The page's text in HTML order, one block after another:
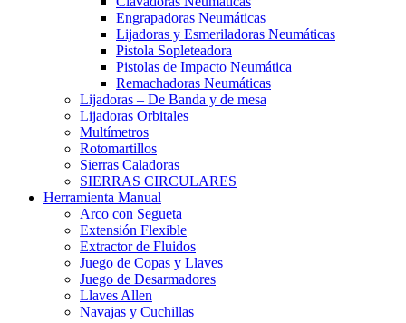
Engrapadoras Neumáticas
Lijadoras y Esmeriladoras Neumáticas
Pistola Sopleteadora
Pistolas de Impacto Neumática
Remachadoras Neumáticas
Lijadoras – De Banda y de mesa
Lijadoras Orbitales
Multímetros
Rotomartillos
Sierras Caladoras
SIERRAS CIRCULARES
Herramienta Manual
Arco con Segueta
Extensión Flexible
Extractor de Fluidos
Juego de Copas y Llaves
Juego de Desarmadores
Llaves Allen
Navajas y Cuchillas